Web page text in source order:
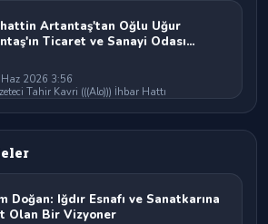
Artantaş'tan Oğlu Uğur
Ticaret ve Sanayi Odası
Açık Olsun Oğlum"
2026 3:56
Tahir Kavri (((Alo))) İhbar Hattı
Doğan: Iğdır Esnafı ve Sanatkarına
Olan Bir Vizyoner